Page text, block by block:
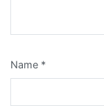
Name *